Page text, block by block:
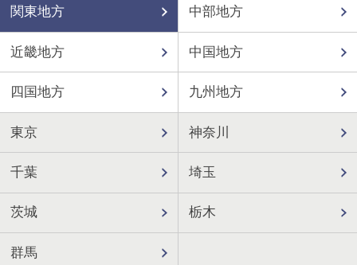
関東地方 中部地方
近畿地方 中国地方
四国地方 九州地方
東京 神奈川
千葉 埼玉
茨城 栃木
群馬